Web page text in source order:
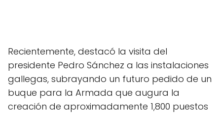
Recientemente, destacó la visita del
presidente Pedro Sánchez a las instalaciones
gallegas, subrayando un futuro pedido de un
buque para la Armada que augura la
creación de aproximadamente 1,800 puestos